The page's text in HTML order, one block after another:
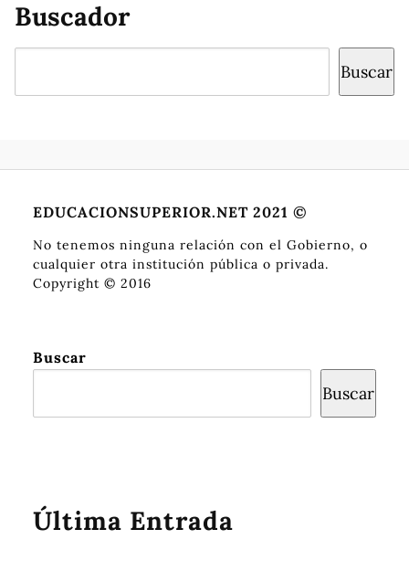
Buscador
Buscar
EDUCACIONSUPERIOR.NET 2021 ©
No tenemos ninguna relación con el Gobierno, o
cualquier otra institución pública o privada.
Copyright © 2016
Buscar
Buscar
Última Entrada